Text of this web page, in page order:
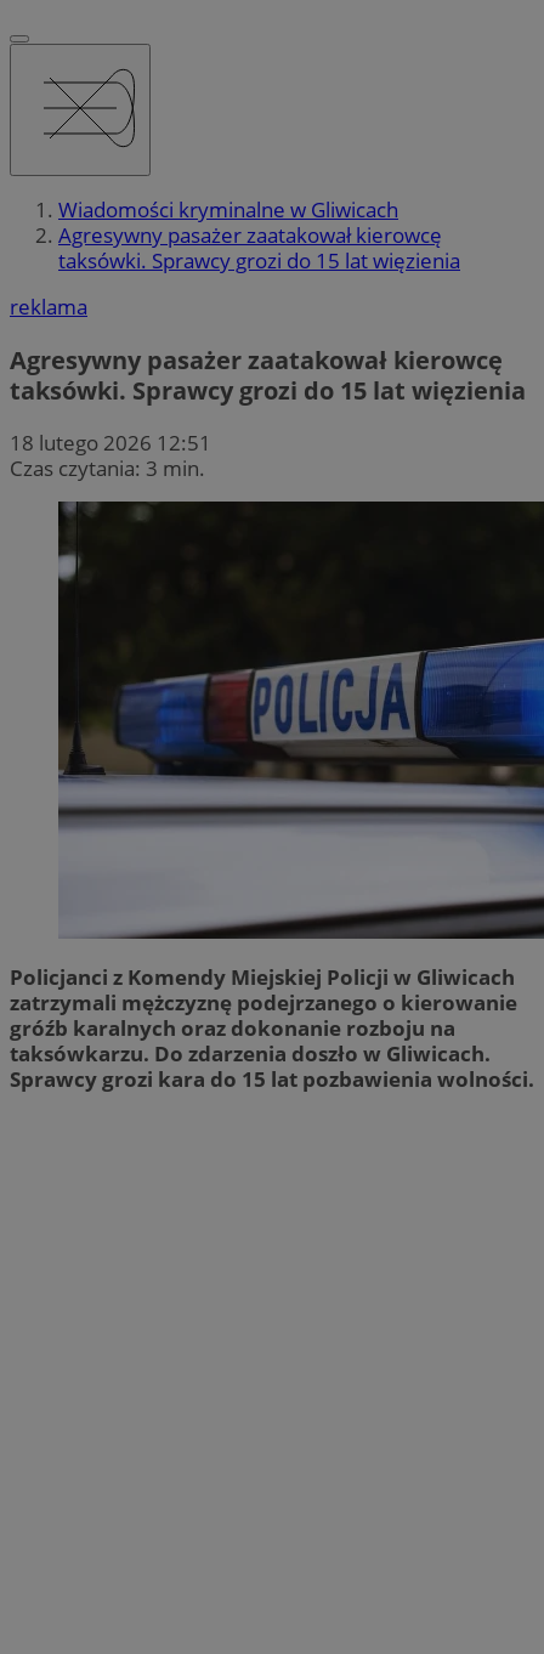
Wiadomości kryminalne w Gliwicach
Agresywny pasażer zaatakował kierowcę
taksówki. Sprawcy grozi do 15 lat więzienia
reklama
Agresywny pasażer zaatakował kierowcę
taksówki. Sprawcy grozi do 15 lat więzienia
18 lutego 2026 12:51
Czas czytania: 3 min.
Policjanci z Komendy Miejskiej Policji w Gliwicach
zatrzymali mężczyznę podejrzanego o kierowanie
gróźb karalnych oraz dokonanie rozboju na
taksówkarzu. Do zdarzenia doszło w Gliwicach.
Sprawcy grozi kara do 15 lat pozbawienia wolności.